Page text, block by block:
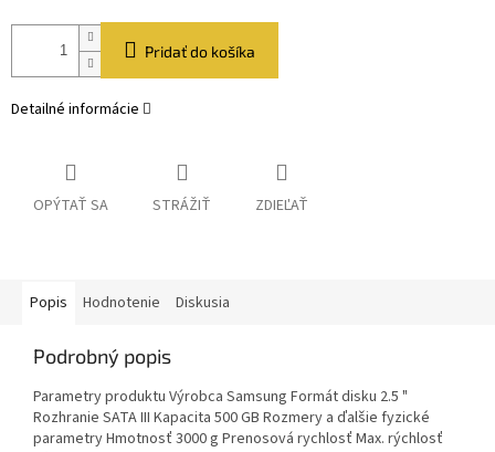
Pridať do košíka
Detailné informácie
OPÝTAŤ SA STRÁŽIŤ ZDIEĽAŤ
Popis Hodnotenie Diskusia
Podrobný popis
Parametry produktu Výrobca Samsung Formát disku 2.5 "
Rozhranie SATA III Kapacita 500 GB Rozmery a ďalšie fyzické
parametry Hmotnosť 3000 g Prenosová rychlosť Max. rýchlosť